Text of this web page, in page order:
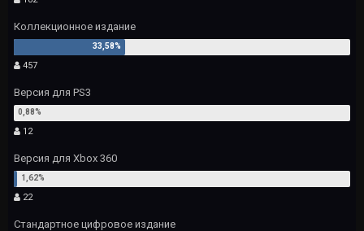
Коллекционное издание
457
Версия для PS3
12
Версия для Xbox 360
22
Стандартное цифровое издание